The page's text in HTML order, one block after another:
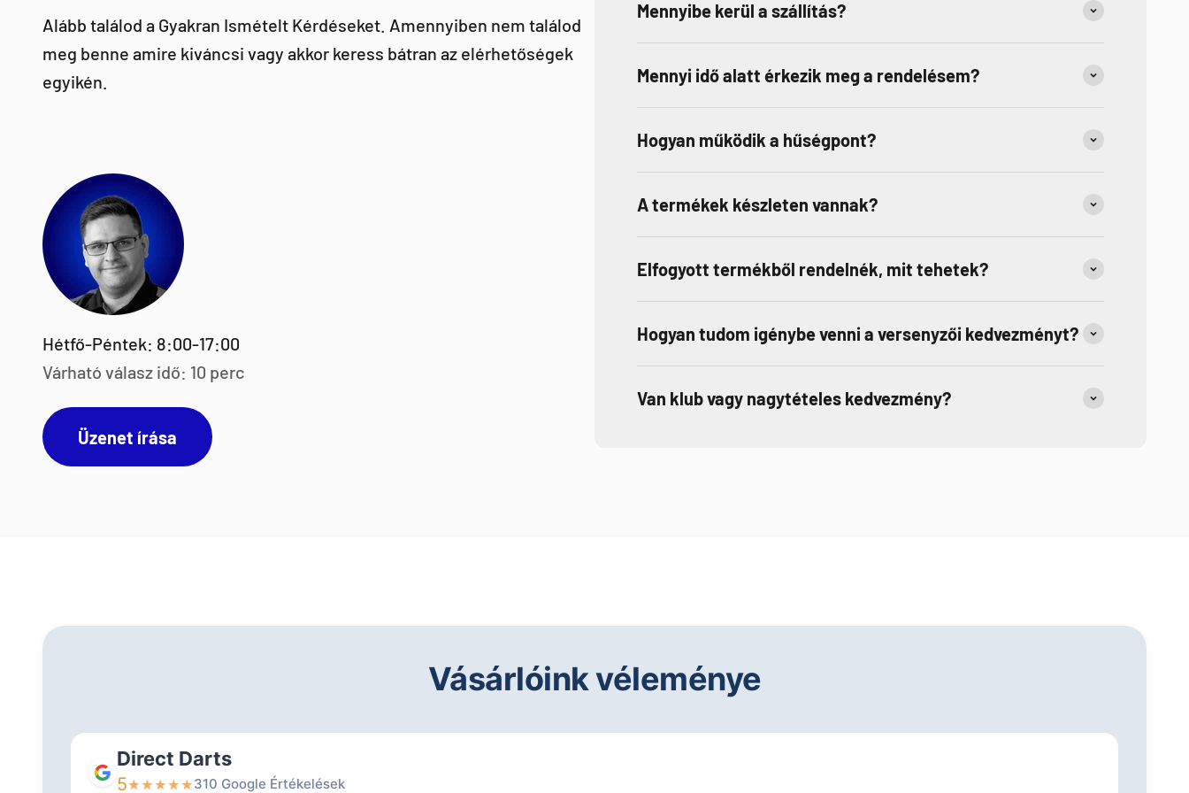
Alább találod a Gyakran Ismételt Kérdéseket. Amennyiben nem találod
meg benne amire kiváncsi vagy akkor keress bátran az elérhetőségek
egyikén.
Hétfő-Péntek: 8:00-17:00
Várható válasz idő: 10 perc
Üzenet írása
Mennyibe kerül a szállítás?
Mennyi idő alatt érkezik meg a rendelésem?
Hogyan működik a hűségpont?
A termékek készleten vannak?
Elfogyott termékből rendelnék, mit tehetek?
Hogyan tudom igénybe venni a versenyzői kedvezményt?
Van klub vagy nagytételes kedvezmény?
Vásárlóink véleménye
Direct Darts
5★★★★★310 Google Értékelések